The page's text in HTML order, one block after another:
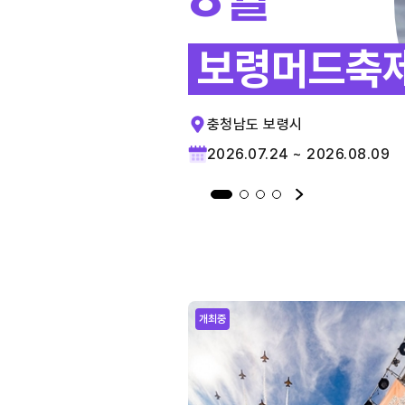
보령머드축
충청남도 보령시
2026.07.24 ~ 2026.08.09
개최중